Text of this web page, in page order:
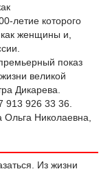
летие которого
женщины и,
показ
великой
Дикарева.
913 926 33 36.
Николаевна,
Из жизни